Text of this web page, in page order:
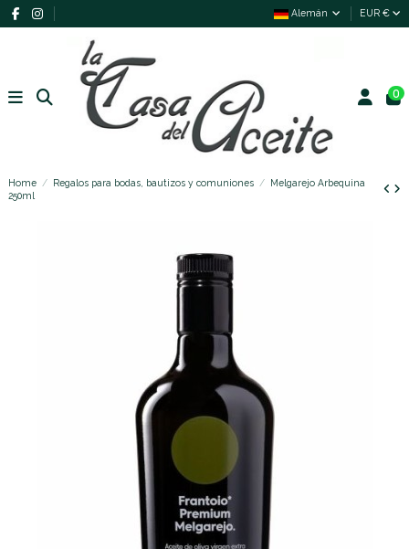
Alemán EUR €
0
Home Regalos para bodas, bautizos y comuniones
Melgarejo Arbequina
250ml